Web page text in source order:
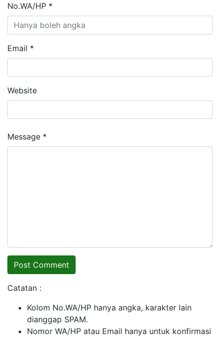
No.WA/HP *
Email *
Website
Message *
Catatan :
Kolom No.WA/HP hanya angka, karakter lain
dianggap SPAM.
Nomor WA/HP atau Email hanya untuk konfirmasi